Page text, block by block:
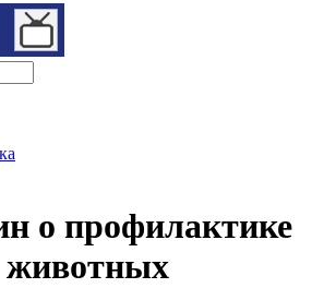
о профилактике
животных